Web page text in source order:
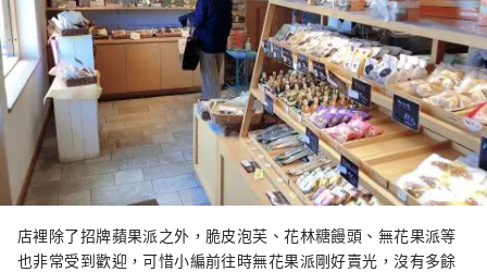
店裡除了招牌蘋果派之外，脆皮泡芙、花林糖饅頭、無花果派等
也非常受到歡迎，可惜小編前往時無花果派剛好賣光，沒有多餘